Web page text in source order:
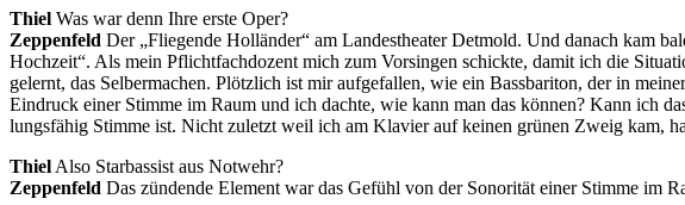
Thiel Was war denn Ihre ers­te Oper?
Zep­pe­n­feld Der „Flie­gen­de Hol­län­der“ am Lan­des­thea­ter Det­mold. Und da­nach kam
Hoch­zeit“. Als mein Pflicht­fach­do­zent mich zum Vor­sin­gen schick­te, da­mit ich die
ge­lernt, das Sel­ber­ma­chen. Plötz­lich ist mir auf­ge­fal­len, wie ein Bass­ba­ri­ton, der in
Ein­druck ei­ner Stim­me im Raum und ich dach­te, wie kann man das kön­nen? Kann ich
lungs­fä­hig Stim­me ist. Nicht zu­letzt weil ich am Kla­vier auf kei­nen grü­nen Zweig kam,
Thiel Also Star­bas­sist aus Notwehr?
Zep­pe­n­feld Das zün­den­de Ele­ment war das Ge­fühl von der So­n­o­ri­tät ei­ner Stim­me im